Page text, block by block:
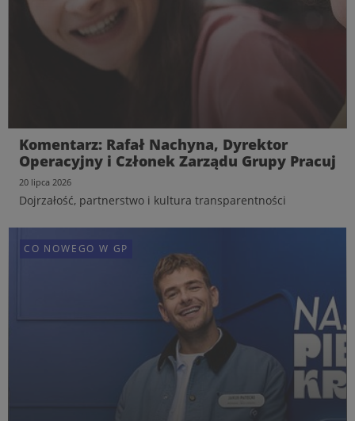
Komentarz: Rafał Nachyna, Dyrektor
Operacyjny i Członek Zarządu Grupy Pracuj
20 lipca 2026
Dojrzałość, partnerstwo i kultura transparentności
CO NOWEGO W GP
CO NOWEGO W GP